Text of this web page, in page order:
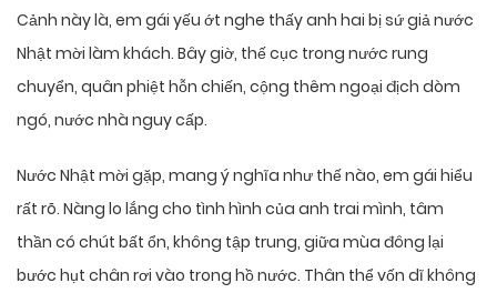
Cảnh này là, em gái yếu ớt nghe thấy anh hai bị sứ giả nước
Nhật mời làm khách. Bây giờ, thế cục trong nước rung
chuyển, quân phiệt hỗn chiến, cộng thêm ngoại địch dòm
ngó, nước nhà nguy cấp.
Nước Nhật mời gặp, mang ý nghĩa như thế nào, em gái hiểu
rất rõ. Nàng lo lắng cho tình hình của anh trai mình, tâm
thần có chút bất ổn, không tập trung, giữa mùa đông lại
bước hụt chân rơi vào trong hồ nước. Thân thể vốn dĩ không